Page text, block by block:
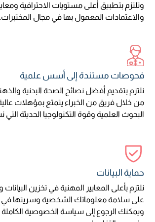
وتلتزم بتطبيق أعلى مستويات الاحترافية
والاعتمادات المعمول بها في مجال المختبرات.
فحوصات مستندة إلى أسس علمية
نلتزم بتقديم أفضل نصائح الصحة البدنية
من خلال فريق من الخبراء يتمتع بمؤهلات
البحوث العلمية وقوة التكنولوجيا الحديثة
حماية البيانات
نلتزم بأعلى المعايير المهنية في تخزين
على سلامة معلوماتك الشخصية وسريتها في
ويمكنك الرجوع إلى سياسة الخصوصية الكاملة